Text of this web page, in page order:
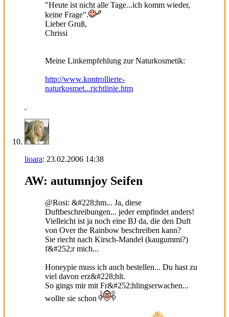
"Heute ist nicht alle Tage...ich komm wieder,
keine Frage".
Lieber Gruß,
Chrissi
Meine Linkempfehlung zur Naturkosmetik:
http://www.kontrollierte-
naturkosmet...richtlinie.htm
lioara: 23.02.2006 14:38
AW: autumnjoy Seifen
@Rosi: &#228;hm... Ja, diese
Duftbeschreibungen... jeder empfindet anders!
Vielleicht ist ja noch eine BJ da, die den Duft
von Over the Rainbow beschreiben kann?
Sie riecht nach Kirsch-Mandel (kaugummi?)
f&#252;r mich...
Honeypie muss ich auch bestellen... Du hast zu
viel davon erz&#228;hlt.
So gings mir mit Fr&#252;hlingserwachen...
wollte sie schon